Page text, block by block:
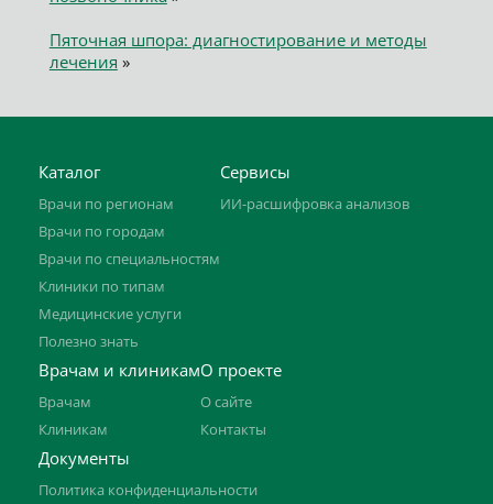
Пяточная шпора: диагностирование и методы
лечения »
Каталог
Врачи по регионам
Врачи по городам
Врачи по специальностям
Клиники по типам
Медицинские услуги
Полезно знать
Сервисы
ИИ-расшифровка анализов
Врачам и клиникам
Врачам
Клиникам
О проекте
О сайте
Контакты
Документы
Политика конфиденциальности